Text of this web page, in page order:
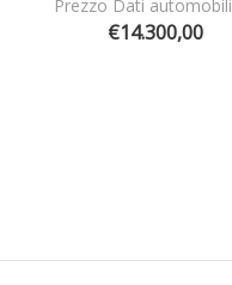
Prezzo Dati automobili
€14.300,00